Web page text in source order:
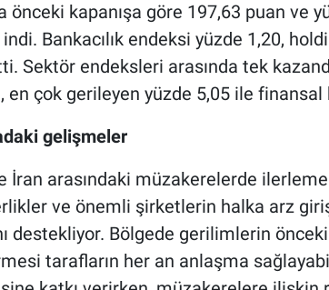
önceki kapanışa göre 197,63 puan ve
Bankacılık endeksi yüzde 1,20,
Sektör endeksleri arasında tek
en çok gerileyen yüzde 5,05 ile
gelişmeler
İran arasındaki müzakerelerde
ve önemli şirketlerin halka arz
destekliyor. Bölgede gerilimlerin
tarafların her an anlaşma